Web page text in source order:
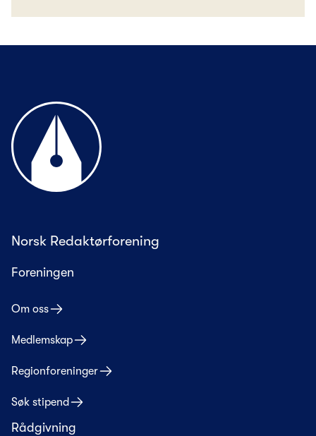
Til forsiden
Norsk Redaktørforening
Foreningen
Om oss
Medlemskap
Regionforeninger
Søk stipend
Rådgivning